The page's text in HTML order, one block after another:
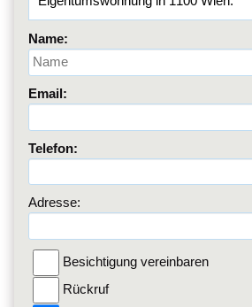
Name:
Email:
Telefon:
Adresse:
Besichtigung vereinbaren
Rückruf